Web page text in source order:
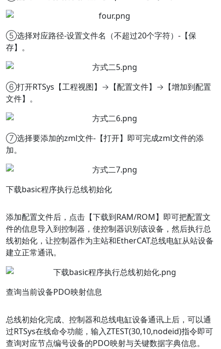
⑤选择对应路径-设置文件名（不超过20个字符）-【保
存】。
⑥打开RTSys【工程视图】→【配置文件】→【增加到配置
文件】。
⑦选择要添加的zml文件-【打开】即可完成zml文件的添
加。
下载basic程序执行总线初始化
添加配置文件后，点击【下载到RAM/ROM】即可把配置文
件的信息导入到控制器，使控制器识别该设备，然后执行总
线初始化，让控制器作为主站和EtherCAT总线电缸从站设备
建立正常通讯。
查询当前设备PDO映射信息
总线初始化完成、控制器和总线电缸设备通讯上后，可以通
过RTSys在线命令功能，输入ZTEST(30,10,nodeid)指令即可
查询对应节点编号设备的PDO映射与关键数据字典信息。